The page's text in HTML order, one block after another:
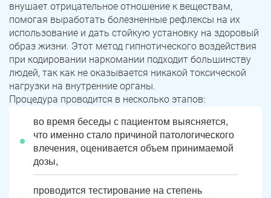
внушает отрицательное отношение к веществам,
помогая выработать болезненные рефлексы на их
использование и дать стойкую установку на здоровый
образ жизни. Этот метод гипнотического воздействия
при кодировании наркомании подходит большинству
людей, так как не оказывается никакой токсической
нагрузки на внутренние органы.
Процедура проводится в несколько этапов:
во время беседы с пациентом выясняется,
что именно стало причиной патологического
влечения, оценивается объем принимаемой
дозы,
проводится тестирование на степень